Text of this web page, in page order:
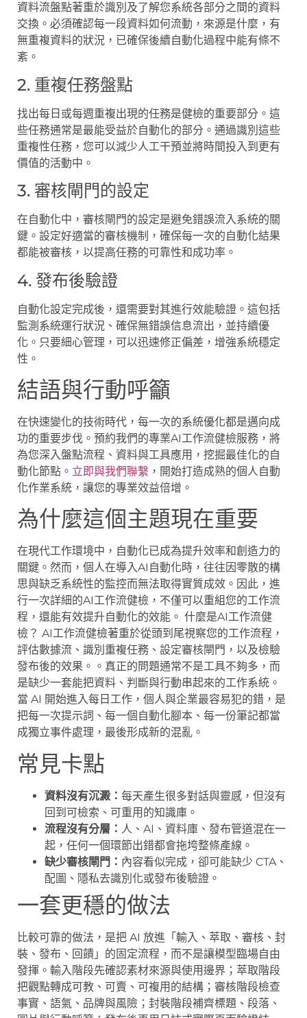
資料流盤點著重於識別及了解您系統各部分之間的資料
交換。必須確認每一段資料如何流動，來源是什麼，有
無重複資料的狀況，已確保後續自動化過程中能有條不
紊。
2. 重複任務盤點
找出每日或每週重複出現的任務是健檢的重要部分。這
些任務通常是最能受益於自動化的部分。通過識別這些
重複性任務，您可以減少人工干預並將時間投入到更有
價值的活動中。
3. 審核閘門的設定
在自動化中，審核閘門的設定是避免錯誤流入系統的關
鍵。設定好適當的審核機制，確保每一次的自動化結果
都能被審核，以提高任務的可靠性和成功率。
4. 發布後驗證
自動化設定完成後，還需要對其進行效能驗證。這包括
監測系統運行狀況、確保無錯誤信息流出，並持續優
化。只要細心管理，可以迅速修正偏差，增強系統穩定
性。
結語與行動呼籲
在快速變化的技術時代，每一次的系統優化都是邁向成
功的重要步伐。預約我們的專業AI工作流健檢服務，將
為您深入盤點流程、資料與工具應用，挖掘最佳化的自
動化節點。 立即與我們聯繫 ，開始打造成熟的個人自動
化作業系統，讓您的專業效益倍增。
為什麼這個主題現在重要
在現代工作環境中，自動化已成為提升效率和創造力的
關鍵。然而，個人在導入AI自動化時，往往因零散的構
思與缺乏系統性的監控而無法取得實質成效。因此，進
行一次詳細的AI工作流健檢，不僅可以重組您的工作流
程，還能有效提升自動化的效能。 什麼是AI工作流健
檢？ AI工作流健檢著重於從頭到尾視察您的工作流程，
評估數據流、識別重複任務、設定審核閘門，以及檢驗
發布後的效果。。真正的問題通常不是工具不夠多，而
是缺少一套能把資料、判斷與行動串起來的工作系統。
當 AI 開始進入每日工作，個人與企業最容易犯的錯，是
把每一次提示詞、每一個自動化腳本、每一份筆記都當
成獨立事件處理，最後形成新的混亂。
常見卡點
資料沒有沉澱： 每天產生很多對話與靈感，但沒有
回到可檢索、可重用的知識庫。
流程沒有分層： 人、AI、資料庫、發布管道混在一
起，任何一個環節出錯都會拖垮整條產線。
缺少審核閘門： 內容看似完成，卻可能缺少 CTA、
配圖、隱私去識別化或發布後驗證。
一套更穩的做法
比較可靠的做法，是把 AI 放進「輸入、萃取、審核、封
裝、發布、回饋」的固定流程，而不是讓模型臨場自由
發揮。輸入階段先確認素材來源與使用邊界；萃取階段
把觀點轉成可教、可賣、可複用的結構；審核階段檢查
事實、語氣、品牌與風險；封裝階段補齊標題、段落、